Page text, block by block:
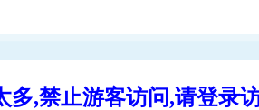
多,禁止游客访问,请登